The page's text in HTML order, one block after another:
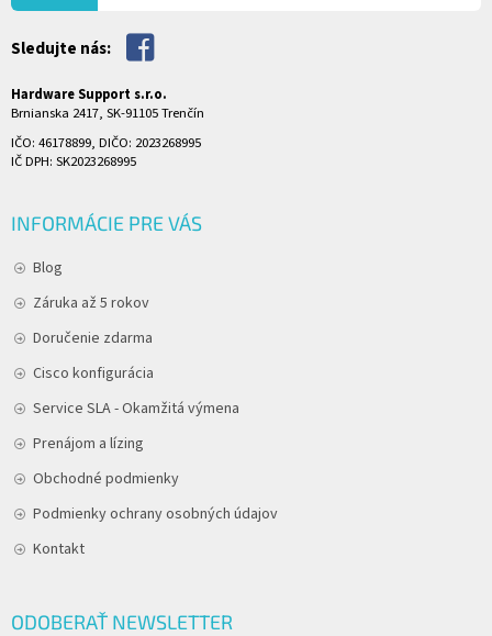
Sledujte nás:
Hardware Support s.r.o.
Brnianska 2417, SK-91105 Trenčín
IČO: 46178899, DIČO: 2023268995
IČ DPH: SK2023268995
INFORMÁCIE PRE VÁS
Blog
Záruka až 5 rokov
Doručenie zdarma
Cisco konfigurácia
Service SLA - Okamžitá výmena
Prenájom a lízing
Obchodné podmienky
Podmienky ochrany osobných údajov
Kontakt
ODOBERAŤ NEWSLETTER